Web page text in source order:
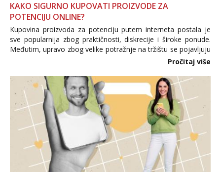
KAKO SIGURNO KUPOVATI PROIZVODE ZA
POTENCIJU ONLINE?
Kupovina proizvoda za potenciju putem interneta postala je
sve popularnija zbog praktičnosti, diskrecije i široke ponude.
Međutim, upravo zbog velike potražnje na tržištu se pojavljuju
i brojni krivotvoreni proizvodi, nepouzdane internetske
Pročitaj više